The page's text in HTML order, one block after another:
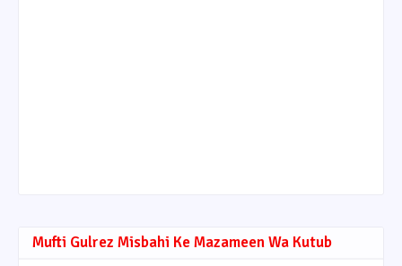
Mufti Gulrez Misbahi Ke Mazameen Wa Kutub